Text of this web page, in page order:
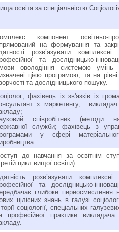
освіта за спеціальністю
компонент освітньо-
на формування та
розв’язувати
та дослідницько-
оволодіння системою
цією програмою, та на рівні
та дослідницького пошуку.
фахівець із зв'язків із
з маркетингу;
співробітник (методи
служби; фахівець з
у сфері
до навчання за освітнім
цикл вищої освіти)
розв’язувати
та дослідницько-
глибоке переосмислення
цілісних знань в галузі
соціології, спеціальних
професійної практики